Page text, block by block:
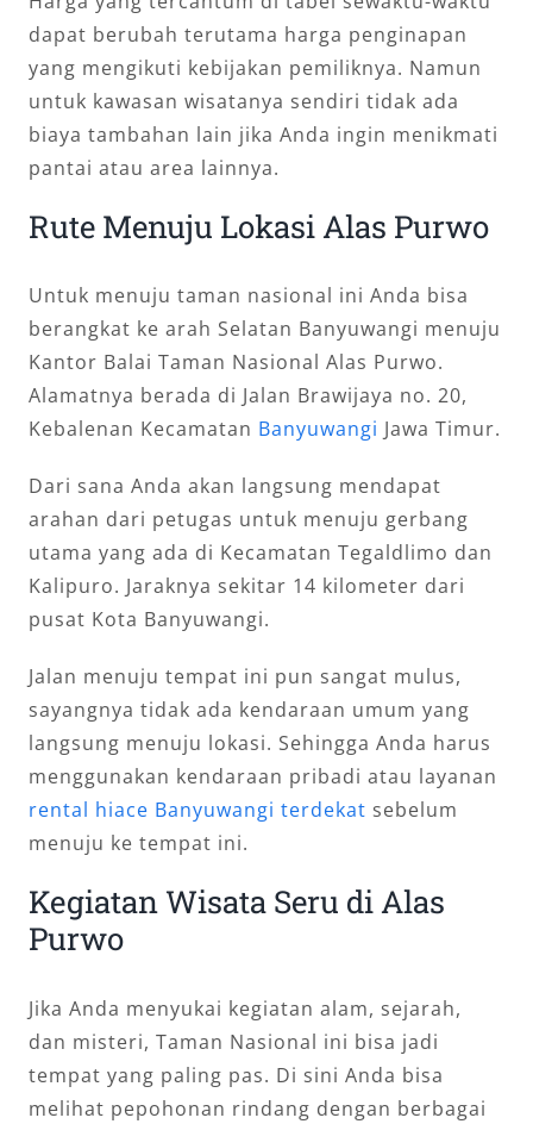
dapat berubah terutama harga penginapan
yang mengikuti kebijakan pemiliknya. Namun
untuk kawasan wisatanya sendiri tidak ada
biaya tambahan lain jika Anda ingin menikmati
pantai atau area lainnya.
Rute Menuju Lokasi Alas Purwo
Untuk menuju taman nasional ini Anda bisa
berangkat ke arah Selatan Banyuwangi menuju
Kantor Balai Taman Nasional Alas Purwo.
Alamatnya berada di Jalan Brawijaya no. 20,
Kebalenan Kecamatan Banyuwangi Jawa Timur.
Dari sana Anda akan langsung mendapat
arahan dari petugas untuk menuju gerbang
utama yang ada di Kecamatan Tegaldlimo dan
Kalipuro. Jaraknya sekitar 14 kilometer dari
pusat Kota Banyuwangi.
Jalan menuju tempat ini pun sangat mulus,
sayangnya tidak ada kendaraan umum yang
langsung menuju lokasi. Sehingga Anda harus
menggunakan kendaraan pribadi atau layanan
rental hiace Banyuwangi terdekat sebelum
menuju ke tempat ini.
Kegiatan Wisata Seru di Alas
Purwo
Jika Anda menyukai kegiatan alam, sejarah,
dan misteri, Taman Nasional ini bisa jadi
tempat yang paling pas. Di sini Anda bisa
melihat pepohonan rindang dengan berbagai